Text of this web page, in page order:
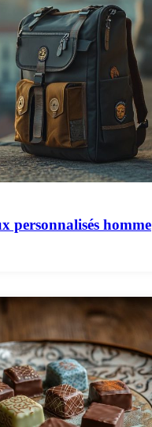
personnalisés homme